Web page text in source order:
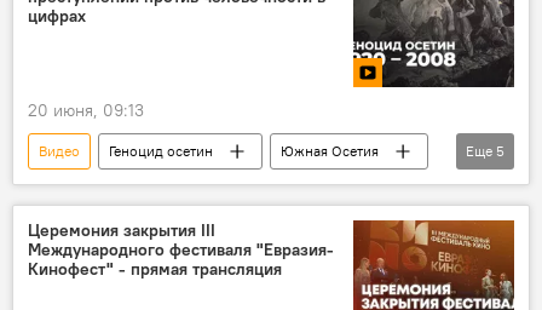
цифрах
20 июня, 09:13
Видео Геноцид осетин
Южная Осетия
Борьба Южной Осетии за независимость
Новости
Еще 5
Церемония закрытия III
Международного фестиваля "Евразия-
Кинофест" - прямая трансляция